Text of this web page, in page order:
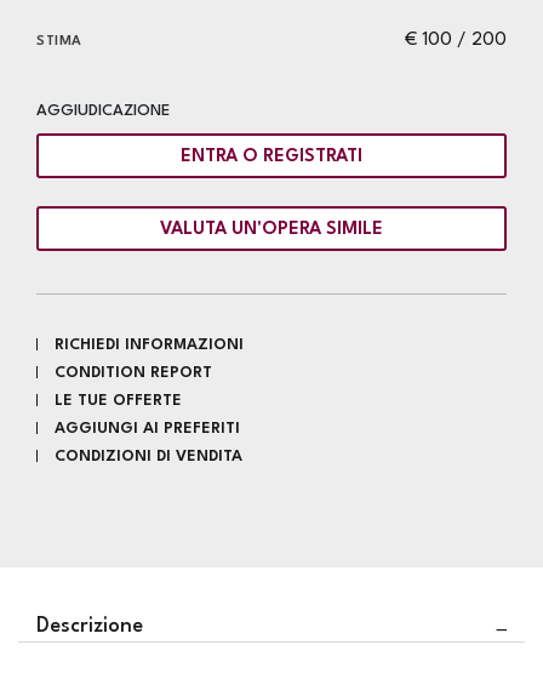
€ 100 / 200
STIMA
AGGIUDICAZIONE
ENTRA O REGISTRATI
VALUTA UN'OPERA SIMILE
RICHIEDI INFORMAZIONI
CONDITION REPORT
LE TUE OFFERTE
AGGIUNGI AI PREFERITI
CONDIZIONI DI VENDITA
Descrizione